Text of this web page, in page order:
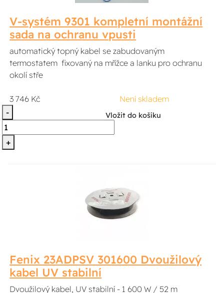
V-systém 9301 kompletní montážní
sada na ochranu vpusti
automatický topný kabel se zabudovaným
termostatem fixovaný na mřížce a lanku pro ochranu
okolí stře
3 746 Kč
Není skladem
-
+
Vložit do košíku
Fenix 23ADPSV 301600 Dvoužilový
kabel UV stabilní
Dvoužilový kabel, UV stabilní - 1 600 W / 52 m